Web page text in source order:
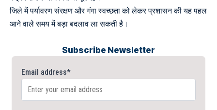
जिले में पर्यावरण संरक्षण और गंगा स्वच्छता को लेकर प्रशासन की यह पहल
आने वाले समय में बड़ा बदलाव ला सकती है।
Subscribe Newsletter
Email address*